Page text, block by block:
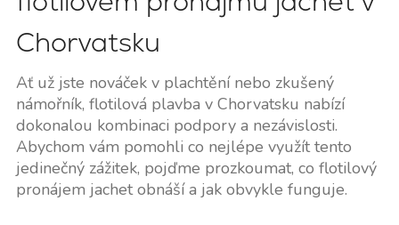
Chorvatsku
Ať už jste nováček v plachtění nebo zkušený
námořník, flotilová plavba v Chorvatsku nabízí
dokonalou kombinaci podpory a nezávislosti.
Abychom vám pomohli co nejlépe využít tento
jedinečný zážitek, pojďme prozkoumat, co flotilový
pronájem jachet obnáší a jak obvykle funguje.